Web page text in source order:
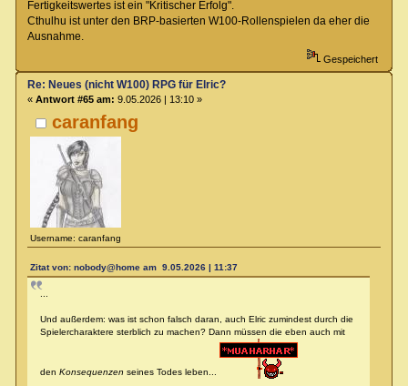
Fertigkeitswertes ist ein "Kritischer Erfolg".
Cthulhu ist unter den BRP-basierten W100-Rollenspielen da eher die
Ausnahme.
Gespeichert
caranfang
Username: caranfang
Re: Neues (nicht W100) RPG für Elric?
« Antwort #65 am: 9.05.2026 | 13:10 »
Zitat von: nobody@home am 9.05.2026 | 11:37
Und außerdem: was ist schon falsch daran, auch Elric zumindest durch die
Spielercharaktere sterblich zu machen? Dann müssen die eben auch mit
den Konsequenzen seines Todes leben...